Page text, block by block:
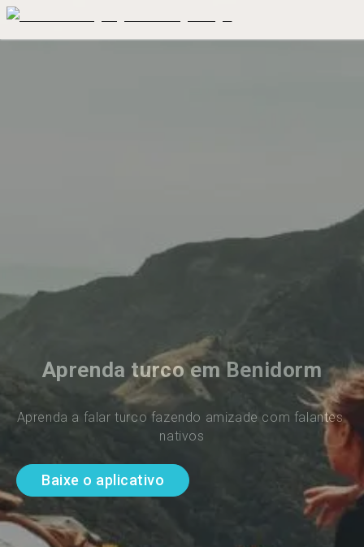
Aprenda turco em Benidorm
Aprenda a falar turco fazendo amizade com falantes
nativos
Baixe o aplicativo